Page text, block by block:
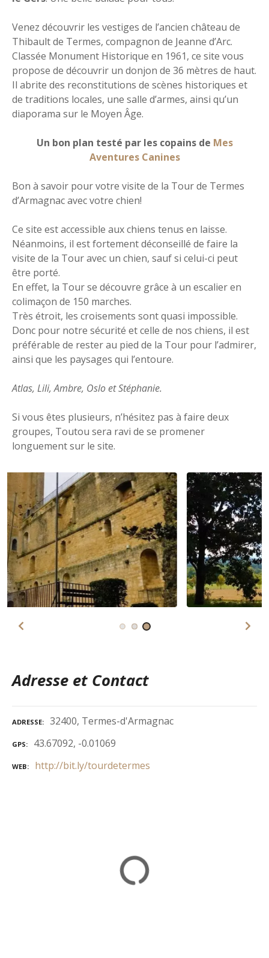
Venez découvrir les vestiges de l’ancien château de
Thibault de Termes, compagnon de Jeanne d’Arc.
Classée Monument Historique en 1961, ce site vous
propose de découvrir un donjon de 36 mètres de haut.
Il abrite des reconstitutions de scènes historiques et
de traditions locales, une salle d’armes, ainsi qu’un
diaporama sur le Moyen Âge.
Un bon plan testé par les copains de Mes
Aventures Canines
Bon à savoir pour votre visite de la Tour de Termes
d’Armagnac avec votre chien!
Ce site est accessible aux chiens tenus en laisse.
Néanmoins, il est fortement déconseillé de faire la
visite de la Tour avec un chien, sauf si celui-ci peut
être porté.
En effet, la Tour se découvre grâce à un escalier en
colimaçon de 150 marches.
Très étroit, les croisements sont quasi impossible.
Donc pour notre sécurité et celle de nos chiens, il est
préférable de rester au pied de la Tour pour l’admirer,
ainsi que les paysages qui l’entoure.
Atlas, Lili, Ambre, Oslo et Stéphanie.
Si vous êtes plusieurs, n’hésitez pas à faire deux
groupes, Toutou sera ravi de se promener
longuement sur le site.
Adresse et Contact
ADRESSE 32400, Termes-d'Armagnac
GPS 43.67092, -0.01069
WEB http://bit.ly/tourdetermes